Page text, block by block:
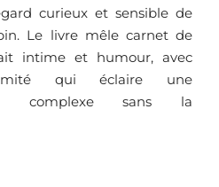
curieux et sensible de
Le livre mêle carnet de
intime et humour, avec
qui éclaire une
complexe sans la